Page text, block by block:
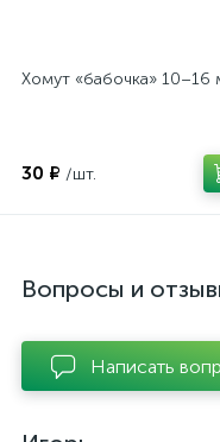
Хомут «бабочка» 10–16
30 ₽ /шт.
Вопросы и
Написать